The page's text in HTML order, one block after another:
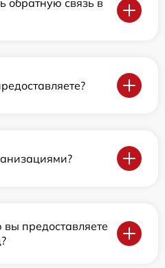
обратную связь в
предоставляете